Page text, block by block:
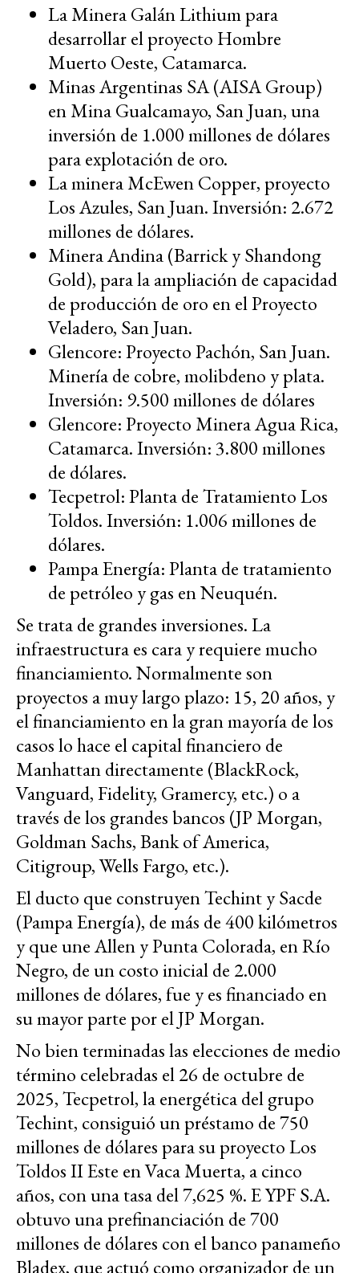
La Minera Galán Lithium para
desarrollar el proyecto Hombre
Muerto Oeste, Catamarca.
Minas Argentinas SA (AISA Group)
en Mina Gualcamayo, San Juan, una
inversión de 1.000 millones de dólares
para explotación de oro.
La minera McEwen Copper, proyecto
Los Azules, San Juan. Inversión: 2.672
millones de dólares.
Minera Andina (Barrick y Shandong
Gold), para la ampliación de capacidad
de producción de oro en el Proyecto
Veladero, San Juan.
Glencore: Proyecto Pachón, San Juan.
Minería de cobre, molibdeno y plata.
Inversión: 9.500 millones de dólares
Glencore: Proyecto Minera Agua Rica,
Catamarca. Inversión: 3.800 millones
de dólares.
Tecpetrol: Planta de Tratamiento Los
Toldos. Inversión: 1.006 millones de
dólares.
Pampa Energía: Planta de tratamiento
de petróleo y gas en Neuquén.
Se trata de grandes inversiones. La
infraestructura es cara y requiere mucho
financiamiento. Normalmente son
proyectos a muy largo plazo: 15, 20 años, y
el financiamiento en la gran mayoría de los
casos lo hace el capital financiero de
Manhattan directamente (BlackRock,
Vanguard, Fidelity, Gramercy, etc.) o a
través de los grandes bancos (JP Morgan,
Goldman Sachs, Bank of America,
Citigroup, Wells Fargo, etc.).
El ducto que construyen Techint y Sacde
(Pampa Energía), de más de 400 kilómetros
y que une Allen y Punta Colorada, en Río
Negro, de un costo inicial de 2.000
millones de dólares, fue y es financiado en
su mayor parte por el JP Morgan.
No bien terminadas las elecciones de medio
término celebradas el 26 de octubre de
2025, Tecpetrol, la energética del grupo
Techint, consiguió un préstamo de 750
millones de dólares para su proyecto Los
Toldos II Este en Vaca Muerta, a cinco
años, con una tasa del 7,625 %. E YPF S.A.
obtuvo una prefinanciación de 700
millones de dólares con el banco panameño
Bladex, que actuó como organizador de un